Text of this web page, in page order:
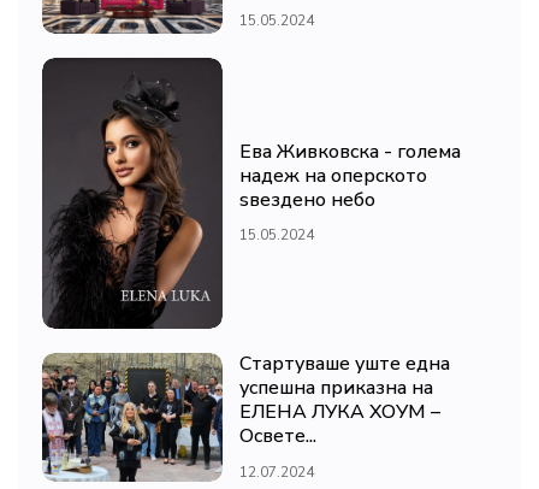
15.05.2024
Ева Живковска - голема
надеж на оперското
ѕвездено небо
15.05.2024
Стартуваше уште една
успешна приказна на
ЕЛЕНА ЛУКА ХОУМ –
Освете...
12.07.2024